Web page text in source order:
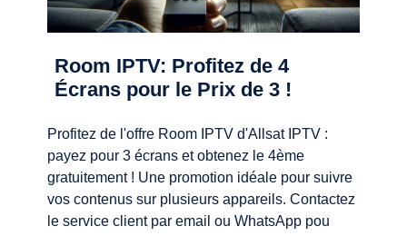
Room IPTV: Profitez de 4
Écrans pour le Prix de 3 !
Profitez de l'offre Room IPTV d'Allsat IPTV :
payez pour 3 écrans et obtenez le 4ème
gratuitement ! Une promotion idéale pour suivre
vos contenus sur plusieurs appareils. Contactez
le service client par email ou WhatsApp pou